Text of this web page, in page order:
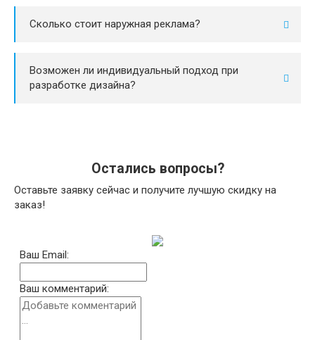
Сколько стоит наружная реклама?
Возможен ли индивидуальный подход при
разработке дизайна?
Остались вопросы?
Оставьте заявку сейчас и получите лучшую скидку на
заказ!
Ваш Email:
Ваш комментарий: